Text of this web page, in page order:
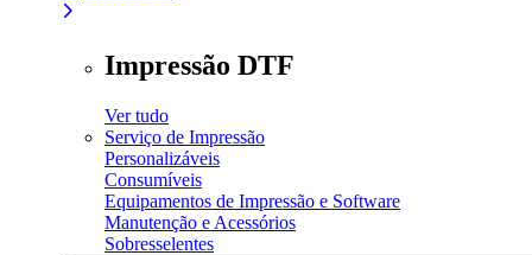
Impressão DTF
Ver tudo
Serviço de Impressão
Personalizáveis
Consumíveis
Equipamentos de Impressão e Software
Manutenção e Acessórios
Sobresselentes